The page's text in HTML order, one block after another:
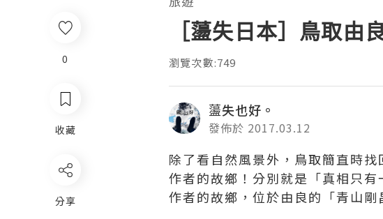
0
收藏
分享
［蘯失日本］鳥取由
瀏覽次數:749
蘯失也好。
發佈於 2017.03.12
除了看自然風景外，鳥取簡直時
作者的故鄉！分別就是「真相只
作者的故鄉，位於由良的「青山剛